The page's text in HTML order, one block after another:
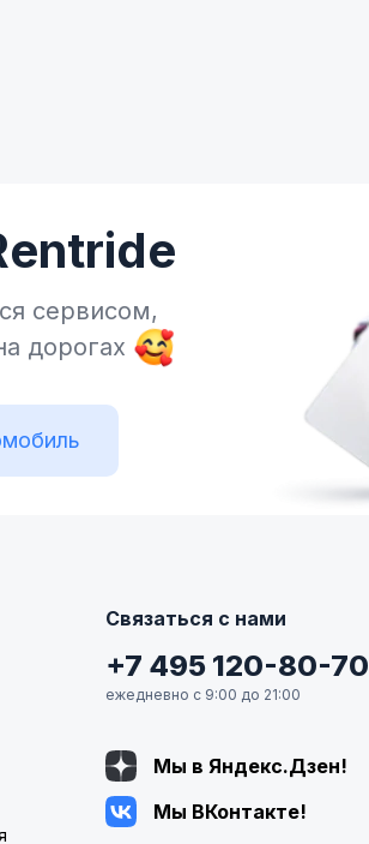
сервисом,
дорогах
Связаться с нами
+7 495 120-80-70
ежедневно с 9:00 до 21:00
Мы в Яндекс.Дзен!
Мы ВКонтакте!